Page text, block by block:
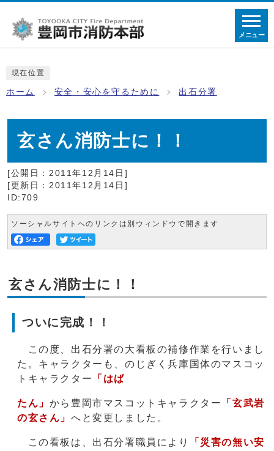
メニュー
現在位置
ホーム 安全・安心を守るために 出石分署
玄さん消防士に！！
[公開日：2011年12月14日]
[更新日：2011年12月14日]
ID:709
ソーシャルサイトへのリンクは別ウィンドウで開きます
玄さん消防士に！！
ついに完成！！
この度、出石分署の大看板の補修作業を行いまし
た。キャラクターも、のじぎく兵庫国体のマスコッ
トキャラクター
「はば
たん」 から豊岡市マスコットキャラクター
「玄武岩
の玄さん」 へと変更しました。
この看板は、出石分署職員により 「災害の無い安